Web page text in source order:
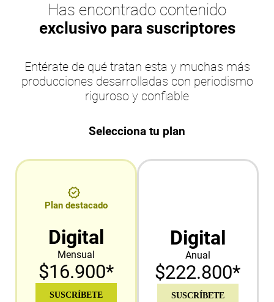
Has encontrado contenido
exclusivo para suscriptores
Entérate de qué tratan esta y muchas más
producciones desarrolladas con periodismo
riguroso y confiable
Selecciona tu plan
Plan destacado
Digital
Mensual
$16.900*
SUSCRÍBETE
Digital
Anual
$222.800*
SUSCRÍBETE